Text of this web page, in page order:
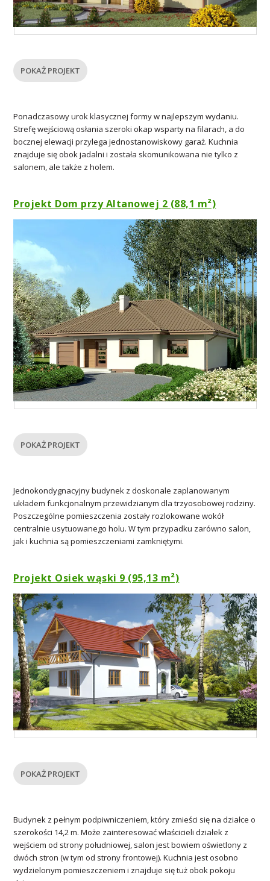
POKAŻ PROJEKT
Ponadczasowy urok klasycznej formy w najlepszym wydaniu.
Strefę wejściową osłania szeroki okap wsparty na filarach, a do
bocznej elewacji przylega jednostanowiskowy garaż. Kuchnia
znajduje się obok jadalni i została skomunikowana nie tylko z
salonem, ale także z holem.
Projekt Dom przy Altanowej 2 (88,1 m²)
POKAŻ PROJEKT
Jednokondygnacyjny budynek z doskonale zaplanowanym
układem funkcjonalnym przewidzianym dla trzyosobowej rodziny.
Poszczególne pomieszczenia zostały rozlokowane wokół
centralnie usytuowanego holu. W tym przypadku zarówno salon,
jak i kuchnia są pomieszczeniami zamkniętymi.
Projekt Osiek wąski 9 (95,13 m²)
POKAŻ PROJEKT
Budynek z pełnym podpiwniczeniem, który zmieści się na działce o
szerokości 14,2 m. Może zainteresować właścicieli działek z
wejściem od strony południowej, salon jest bowiem oświetlony z
dwóch stron (w tym od strony frontowej). Kuchnia jest osobno
wydzielonym pomieszczeniem i znajduje się tuż obok pokoju